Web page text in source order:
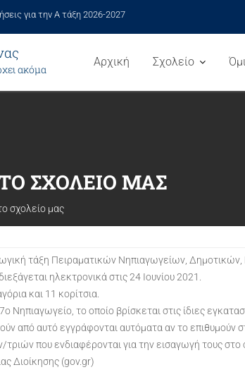
για την Α τάξη 2026-2027
ακόμα
Αρχική Σχολείο
ΣΧΟΛΕΊΟ ΜΑΣ
σχολείο μας
τάξη Πειραματικών Νηπιαγωγείων, Δημοτικών,
ηλεκτρονικά στις 24 Ιουνίου 2021.
και 11 κορίτσια.
Νηπιαγωγείο, το οποίο βρίσκεται στις ίδιες
από αυτό εγγράφονται αυτόματα αν το επιθυμούν
που ενδιαφέρονται για την εισαγωγή τους
Διοίκησης (gov.gr)